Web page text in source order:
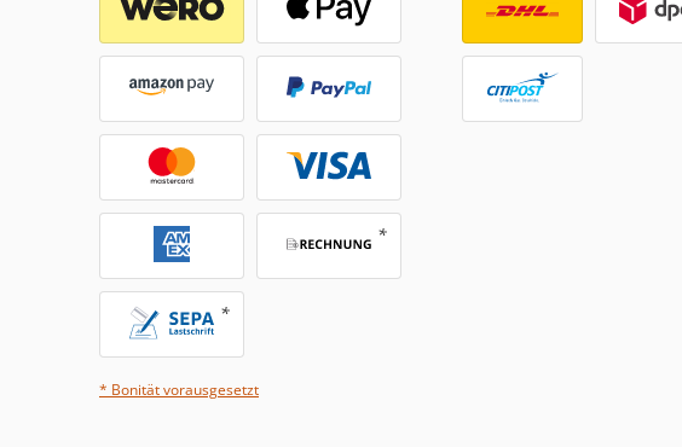
* Bonität vorausgesetzt